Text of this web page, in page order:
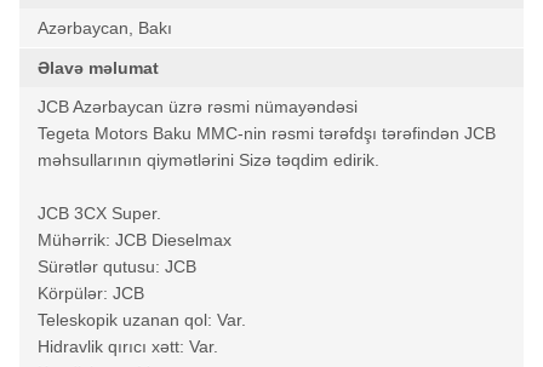
Azərbaycan, Bakı
Əlavə məlumat
JCB Azərbaycan üzrə rəsmi nümayəndəsi
Tegeta Motors Baku MMC-nin rəsmi tərəfdşı tərəfindən JCB
məhsullarının qiymətlərini Sizə təqdim edirik.
JCB 3CX Super.
Mühərrik: JCB Dieselmax
Sürətlər qutusu: JCB
Körpülər: JCB
Teleskopik uzanan qol: Var.
Hidravlik qırıcı xətt: Var.